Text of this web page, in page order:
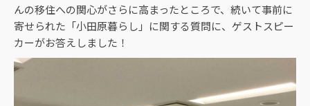
んの移住への関心がさらに高まったところで、続いて事前に
寄せられた「小田原暮らし」に関する質問に、ゲストスピー
カーがお答えしました！